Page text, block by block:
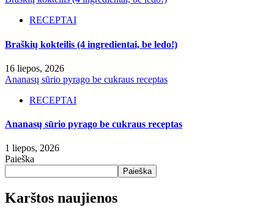
RECEPTAI
Braškių kokteilis (4 ingredientai, be ledo!)
16 liepos, 2026
Ananasų sūrio pyrago be cukraus receptas
RECEPTAI
Ananasų sūrio pyrago be cukraus receptas
1 liepos, 2026
Paieška
Paieška
Karštos naujienos